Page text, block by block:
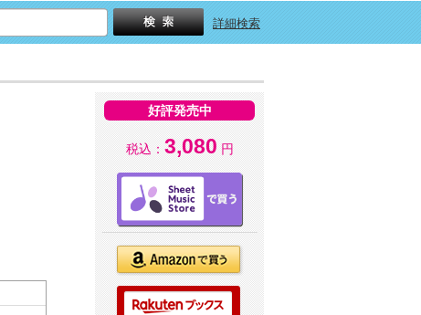
詳細検索
好評発売中
税込： 3,080 円